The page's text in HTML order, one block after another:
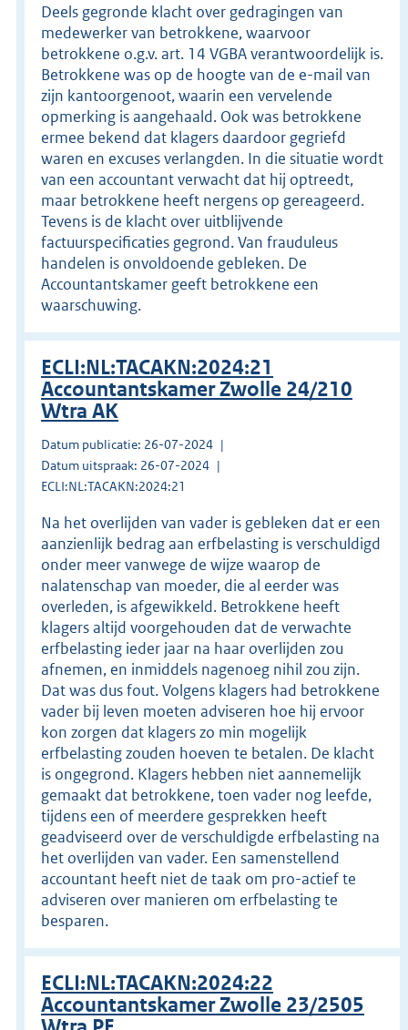
Deels gegronde klacht over gedragingen van
medewerker van betrokkene, waarvoor
betrokkene o.g.v. art. 14 VGBA verantwoordelijk is.
Betrokkene was op de hoogte van de e-mail van
zijn kantoorgenoot, waarin een vervelende
opmerking is aangehaald. Ook was betrokkene
ermee bekend dat klagers daardoor gegriefd
waren en excuses verlangden. In die situatie wordt
van een accountant verwacht dat hij optreedt,
maar betrokkene heeft nergens op gereageerd.
Tevens is de klacht over uitblijvende
factuurspecificaties gegrond. Van frauduleus
handelen is onvoldoende gebleken. De
Accountantskamer geeft betrokkene een
waarschuwing.
ECLI:NL:TACAKN:2024:21
Accountantskamer Zwolle 24/210
Wtra AK
Datum publicatie: 26-07-2024
Datum uitspraak: 26-07-2024
ECLI:NL:TACAKN:2024:21
Na het overlijden van vader is gebleken dat er een
aanzienlijk bedrag aan erfbelasting is verschuldigd
onder meer vanwege de wijze waarop de
nalatenschap van moeder, die al eerder was
overleden, is afgewikkeld. Betrokkene heeft
klagers altijd voorgehouden dat de verwachte
erfbelasting ieder jaar na haar overlijden zou
afnemen, en inmiddels nagenoeg nihil zou zijn.
Dat was dus fout. Volgens klagers had betrokkene
vader bij leven moeten adviseren hoe hij ervoor
kon zorgen dat klagers zo min mogelijk
erfbelasting zouden hoeven te betalen. De klacht
is ongegrond. Klagers hebben niet aannemelijk
gemaakt dat betrokkene, toen vader nog leefde,
tijdens een of meerdere gesprekken heeft
geadviseerd over de verschuldigde erfbelasting na
het overlijden van vader. Een samenstellend
accountant heeft niet de taak om pro-actief te
adviseren over manieren om erfbelasting te
besparen.
ECLI:NL:TACAKN:2024:22
Accountantskamer Zwolle 23/2505